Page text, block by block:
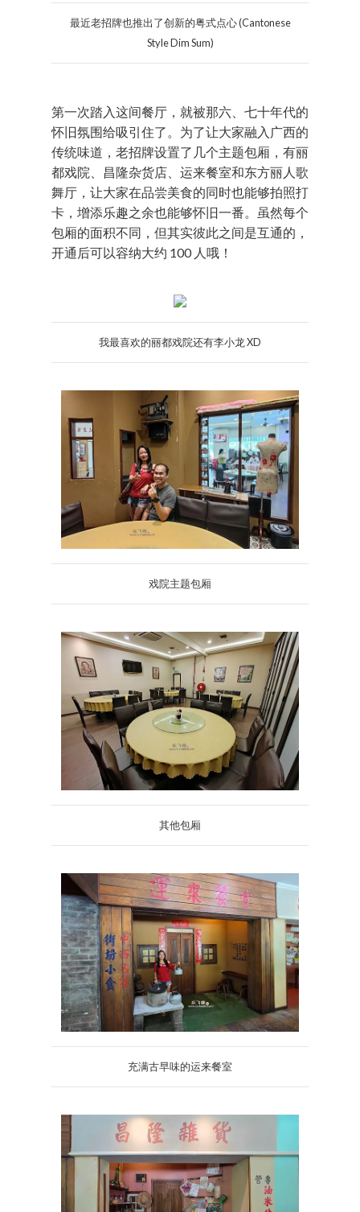
最近老招牌也推出了创新的粤式点心 (Cantonese
Style Dim Sum)
第一次踏入这间餐厅，就被那六、七十年代的
怀旧氛围给吸引住了。为了让大家融入广西的
传统味道，老招牌设置了几个主题包厢，有丽
都戏院、昌隆杂货店、运来餐室和东方丽人歌
舞厅，让大家在品尝美食的同时也能够拍照打
卡，增添乐趣之余也能够怀旧一番。虽然每个
包厢的面积不同，但其实彼此之间是互通的，
开通后可以容纳大约 100 人哦！
我最喜欢的丽都戏院还有李小龙 XD
戏院主题包厢
其他包厢
充满古早味的运来餐室